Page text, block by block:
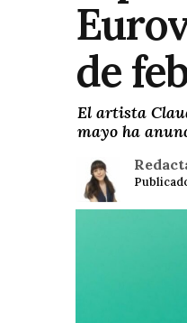
de
El artista
mayo ha